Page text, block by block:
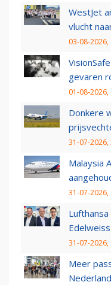
WestJet
vlucht
03-08-2026,
gevaren
01-08-2026,
Donkere
31-07-2026,
Malaysia
31-07-2026,
Lufthansa
31-07-2026,
Meer